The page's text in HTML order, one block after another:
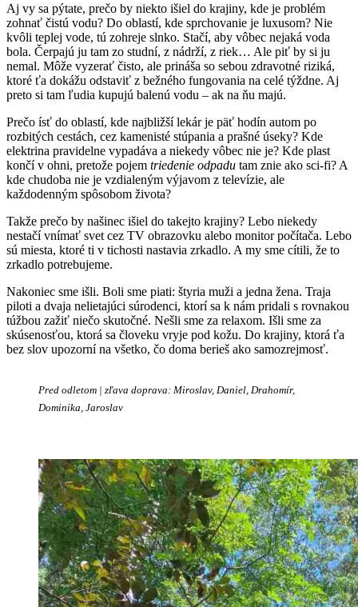
Aj vy sa pýtate, prečo by niekto išiel do krajiny, kde je problém
zohnať čistú vodu? Do oblastí, kde sprchovanie je luxusom? Nie
kvôli teplej vode, tú zohreje slnko. Stačí, aby vôbec nejaká voda
bola. Čerpajú ju tam zo studní, z nádrží, z riek… Ale piť by si ju
nemal. Môže vyzerať čisto, ale prináša so sebou zdravotné riziká,
ktoré ťa dokážu odstaviť z bežného fungovania na celé týždne. Aj
preto si tam ľudia kupujú balenú vodu – ak na ňu majú.
Prečo ísť do oblastí, kde najbližší lekár je päť hodín autom po
rozbitých cestách, cez kamenisté stúpania a prašné úseky? Kde
elektrina pravidelne vypadáva a niekedy vôbec nie je? Kde plast
končí v ohni, pretože pojem triedenie odpadu tam znie ako sci-fi? A
kde chudoba nie je vzdialeným výjavom z televízie, ale
každodenným spôsobom života?
Takže prečo by našinec išiel do takejto krajiny? Lebo niekedy
nestačí vnímať svet cez TV obrazovku alebo monitor počítača. Lebo
sú miesta, ktoré ti v tichosti nastavia zrkadlo. A my sme cítili, že to
zrkadlo potrebujeme.
Nakoniec sme išli. Boli sme piati: štyria muži a jedna žena. Traja
piloti a dvaja nelietajúci súrodenci, ktorí sa k nám pridali s rovnakou
túžbou zažiť niečo skutočné. Nešli sme za relaxom. Išli sme za
skúsenosťou, ktorá sa človeku vryje pod kožu. Do krajiny, ktorá ťa
bez slov upozorní na všetko, čo doma berieš ako samozrejmosť.
Pred odletom | zľava doprava: Miroslav, Daniel, Drahomír,
Dominika, Jaroslav